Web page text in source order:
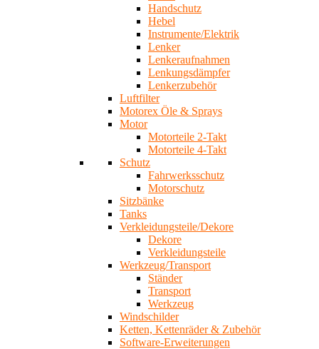
Handschutz
Hebel
Instrumente/Elektrik
Lenker
Lenkeraufnahmen
Lenkungsdämpfer
Lenkerzubehör
Luftfilter
Motorex Öle & Sprays
Motor
Motorteile 2-Takt
Motorteile 4-Takt
Schutz
Fahrwerksschutz
Motorschutz
Sitzbänke
Tanks
Verkleidungsteile/Dekore
Dekore
Verkleidungsteile
Werkzeug/Transport
Ständer
Transport
Werkzeug
Windschilder
Ketten, Kettenräder & Zubehör
Software-Erweiterungen